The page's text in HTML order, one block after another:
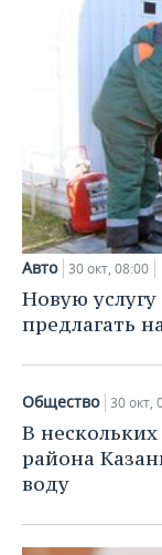
Авто 30 окт, 08:00
Новую
предлагать
Общество 30 окт,
В
района
воду